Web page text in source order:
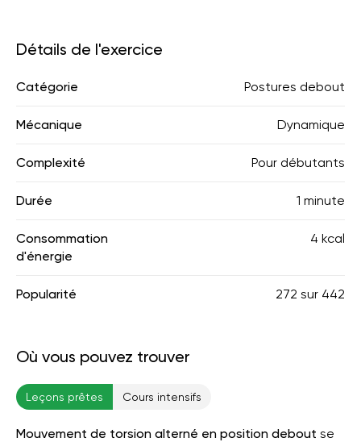
Détails de l'exercice
Catégorie Postures debout
Mécanique Dynamique
Complexité Pour débutants
Durée 1 minute
Consommation
d'énergie
4 kcal
Popularité 272 sur 442
Où vous pouvez trouver
Leçons prêtes Cours intensifs
Mouvement de torsion alterné en position debout se